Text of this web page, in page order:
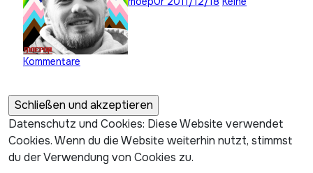
Kommentare
Datenschutz und Cookies: Diese Website verwendet
Cookies. Wenn du die Website weiterhin nutzt, stimmst
du der Verwendung von Cookies zu.